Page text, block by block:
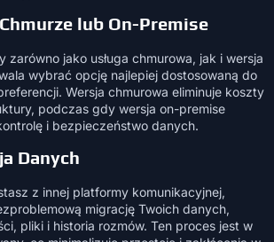
lub On-Premise
zarówno jako usługa chmurowa, jak i wersja
wybrać opcję najlepiej dostosowaną do
Wersja chmurowa eliminuje koszty
podczas gdy wersja on-premise
i bezpieczeństwo danych.
Danych
z innej platformy komunikacyjnej,
migrację Twoich danych,
pliki i historia rozmów. Ten proces jest w